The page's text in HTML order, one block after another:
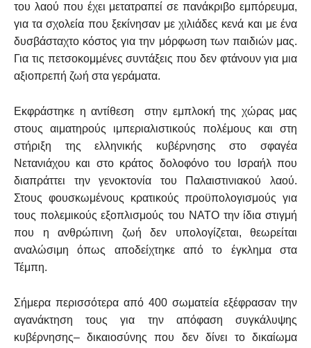
του λαού που έχει μετατραπεί σε πανάκριβο εμπόρευμα,
για τα σχολεία που ξεκίνησαν με χιλιάδες κενά και με ένα
δυσβάσταχτο κόστος για την μόρφωση των παιδιών μας.
Για τις πετσοκομμένες συντάξεις που δεν φτάνουν για μια
αξιοπρεπή ζωή στα γεράματα.
Εκφράστηκε η αντίθεση στην εμπλοκή της χώρας μας
στους αιματηρούς ιμπεριαλιστικούς πολέμους και στη
στήριξη της ελληνικής κυβέρνησης στο σφαγέα
Νετανιάχου και στο κράτος δολοφόνο του Ισραήλ που
διαπράττει την γενοκτονία του Παλαιστινιακού λαού.
Στους φουσκωμένους κρατικούς προϋπολογισμούς για
τους πολεμικούς εξοπλισμούς του ΝΑΤΟ την ίδια στιγμή
που η ανθρώπινη ζωή δεν υπολογίζεται, θεωρείται
αναλώσιμη όπως αποδείχτηκε από το έγκλημα στα
Τέμπη.
Σήμερα περισσότερα από 400 σωματεία εξέφρασαν την
αγανάκτηση τους για την απόφαση συγκάλυψης
κυβέρνησης– δικαιοσύνης που δεν δίνει το δικαίωμα